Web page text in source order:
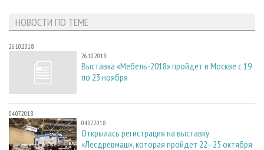
НОВОСТИ ПО ТЕМЕ
26.10.2018
26.10.2018
Выставка «Мебель-2018» пройдет в Москве с 19
по 23 ноября
04.07.2018
04.07.2018
Открылась регистрация на выставку
«Лесдревмаш», которая пройдет 22–25 октября